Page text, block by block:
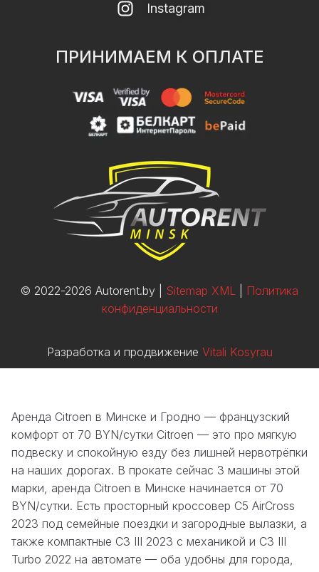
Instagram
ПРИНИМАЕМ К ОПЛАТЕ
© 2022-2026 Autorent.by | Sitemap XML
Политика
конфиденциальности
Разработка и продвижение Vitali Kosyrau
Аренда Citroen в Минске и Гродно — французский
комфорт от 70 BYN/сутки Citroen — это про мягкую
подвеску и спокойную езду без лишней нервотрёпки
на наших дорогах. В прокате сейчас 3 машины этой
марки, аренда Citroen в Минске начинается от 70
BYN/сутки. Есть просторный кроссовер C5 AirCross
2023 под семейные поездки и загородные вылазки, а
также компактные C3 III 2023 с механикой и C3 III
Turbo 2022 на автомате — оба удобны для города,